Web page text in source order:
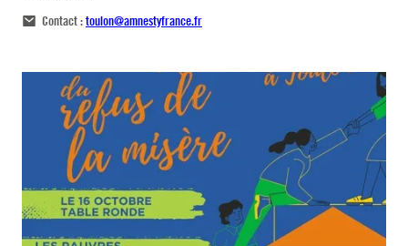
Contact :toulon@amnestyfrance.fr